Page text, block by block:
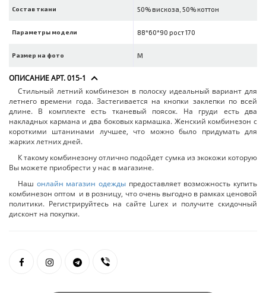
Состав ткани 50% вискоза, 50% коттон
Параметры модели 88*60*90 рост 170
Размер на фото M
ОПИСАНИЕ АРТ. 015-1
Стильный летний комбинезон в полоску идеальный вариант для
летнего времени года. Застегивается на кнопки заклепки по всей
длине. В комплекте есть тканевый поясок. На груди есть два
накладных кармана и два боковых кармашка. Женский комбинезон с
короткими штанинами лучшее, что можно было придумать для
жарких летних дней.
К такому комбинезону отлично подойдет сумка из экокожи которую
Вы можете приобрести у нас в магазине.
Наш онлайн магазин одежды предоставляет возможность купить
комбинезон оптом и в розницу, что очень выгодно в рамках ценовой
политики. Регистрируйтесь на сайте Lurex и получите скидочный
дисконт на покупки.